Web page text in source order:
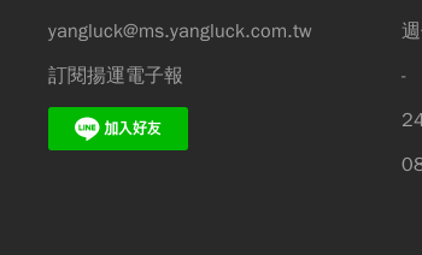
yangluck@ms.yangluck.com.tw
訂閱揚運電子報
-